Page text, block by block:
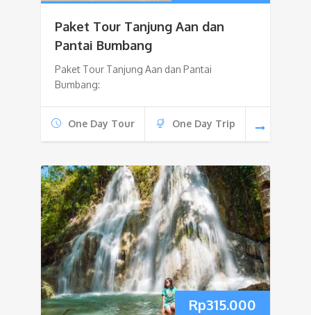
Paket Tour Tanjung Aan dan
Pantai Bumbang
Paket Tour Tanjung Aan dan Pantai
Bumbang:
One Day Tour One Day Trip
Rp315.000